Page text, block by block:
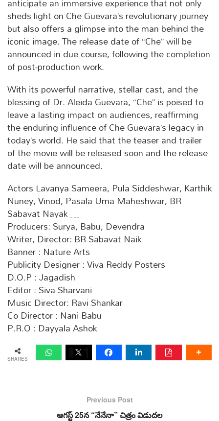
sheds light on Che Guevara’s revolutionary journey
but also offers a glimpse into the man behind the
iconic image. The release date of “Che” will be
announced in due course, following the completion
of post-production work.
With its powerful narrative, stellar cast, and the
blessing of Dr. Aleida Guevara, “Che” is poised to
leave a lasting impact on audiences, reaffirming
the enduring influence of Che Guevara’s legacy in
today’s world. He said that the teaser and trailer
of the movie will be released soon and the release
date will be announced.
Actors Lavanya Sameera, Pula Siddeshwar, Karthik
Nuney, Vinod, Pasala Uma Maheshwar, BR
Sabavat Nayak …
Producers: Surya, Babu, Devendra
Writer, Director: BR Sabavat Naik
Banner : Nature Arts
Publicity Designer : Viva Reddy Posters
D.O.P : Jagadish
Editor : Siva Sharvani
Music Director: Ravi Shankar
Co Director : Nani Babu
P.R.O : Dayyala Ashok
SHARES
Previous Post
ఆగస్ట్ 25న “నేనేనా” చిత్రం విడుదల